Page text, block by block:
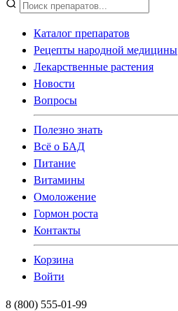
Каталог препаратов
Рецепты народной медицины
Лекарственные растения
Новости
Вопросы
Полезно знать
Всё о БАД
Питание
Витамины
Омоложение
Гормон роста
Контакты
Корзина
Войти
8 (800) 555-01-99